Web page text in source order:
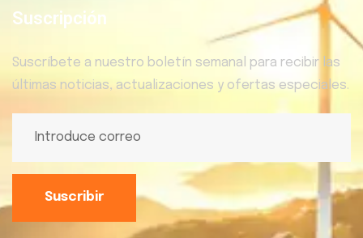
Suscripción
Suscríbete a nuestro boletín semanal para recibir las
últimas noticias, actualizaciones y ofertas especiales.
Suscribir